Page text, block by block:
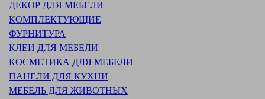
ДЕКОР ДЛЯ МЕБЕЛИ
КОМПЛЕКТУЮЩИЕ
ФУРНИТУРА
КЛЕИ ДЛЯ МЕБЕЛИ
КОСМЕТИКА ДЛЯ МЕБЕЛИ
ПАНЕЛИ ДЛЯ КУХНИ
МЕБЕЛЬ ДЛЯ ЖИВОТНЫХ